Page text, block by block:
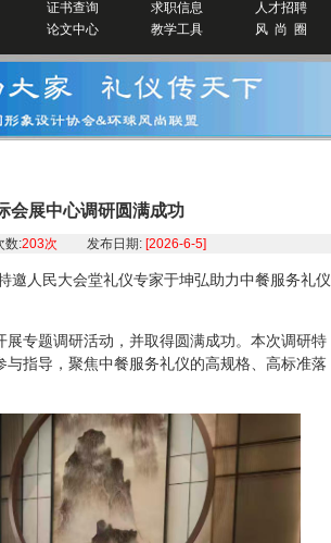
证书查询 求职信息
人才招聘
论文中心 教学工具 风 尚 圈
会展中心调研圆满成功
:203次 发布日期: [2026-6-5]
邀人民大会堂礼仪专家于坤弘助力中餐服务礼仪
专题调研活动，并取得圆满成功。本次调研特
指导，聚焦中餐服务礼仪的高规格、高标准落